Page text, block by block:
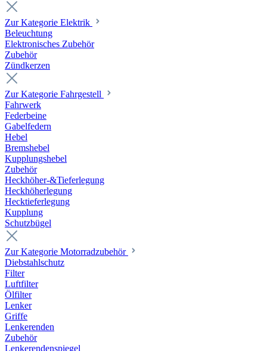
Zur Kategorie Elektrik
Beleuchtung
Elektronisches Zubehör
Zubehör
Zündkerzen
Zur Kategorie Fahrgestell
Fahrwerk
Federbeine
Gabelfedern
Hebel
Bremshebel
Kupplungshebel
Zubehör
Heckhöher-&Tieferlegung
Heckhöherlegung
Hecktieferlegung
Kupplung
Schutzbügel
Zur Kategorie Motorradzubehör
Diebstahlschutz
Filter
Luftfilter
Ölfilter
Lenker
Griffe
Lenkerenden
Zubehör
Lenkerendenspiegel